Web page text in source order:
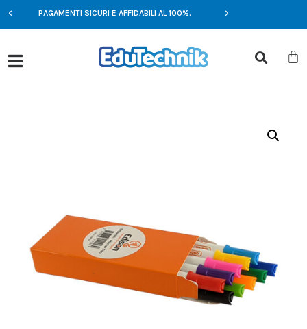
PAGAMENTI SICURI E AFFIDABILI AL 100%.